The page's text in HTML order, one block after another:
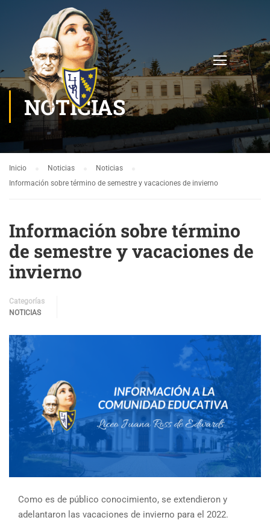
NOTICIAS
Inicio Noticias
Noticias
Información sobre término de semestre y vacaciones de invierno
Información sobre término
de semestre y vacaciones de
invierno
Categorías
NOTICIAS
Como es de público conocimiento, se extendieron y
adelantaron las vacaciones de invierno para el 2022.